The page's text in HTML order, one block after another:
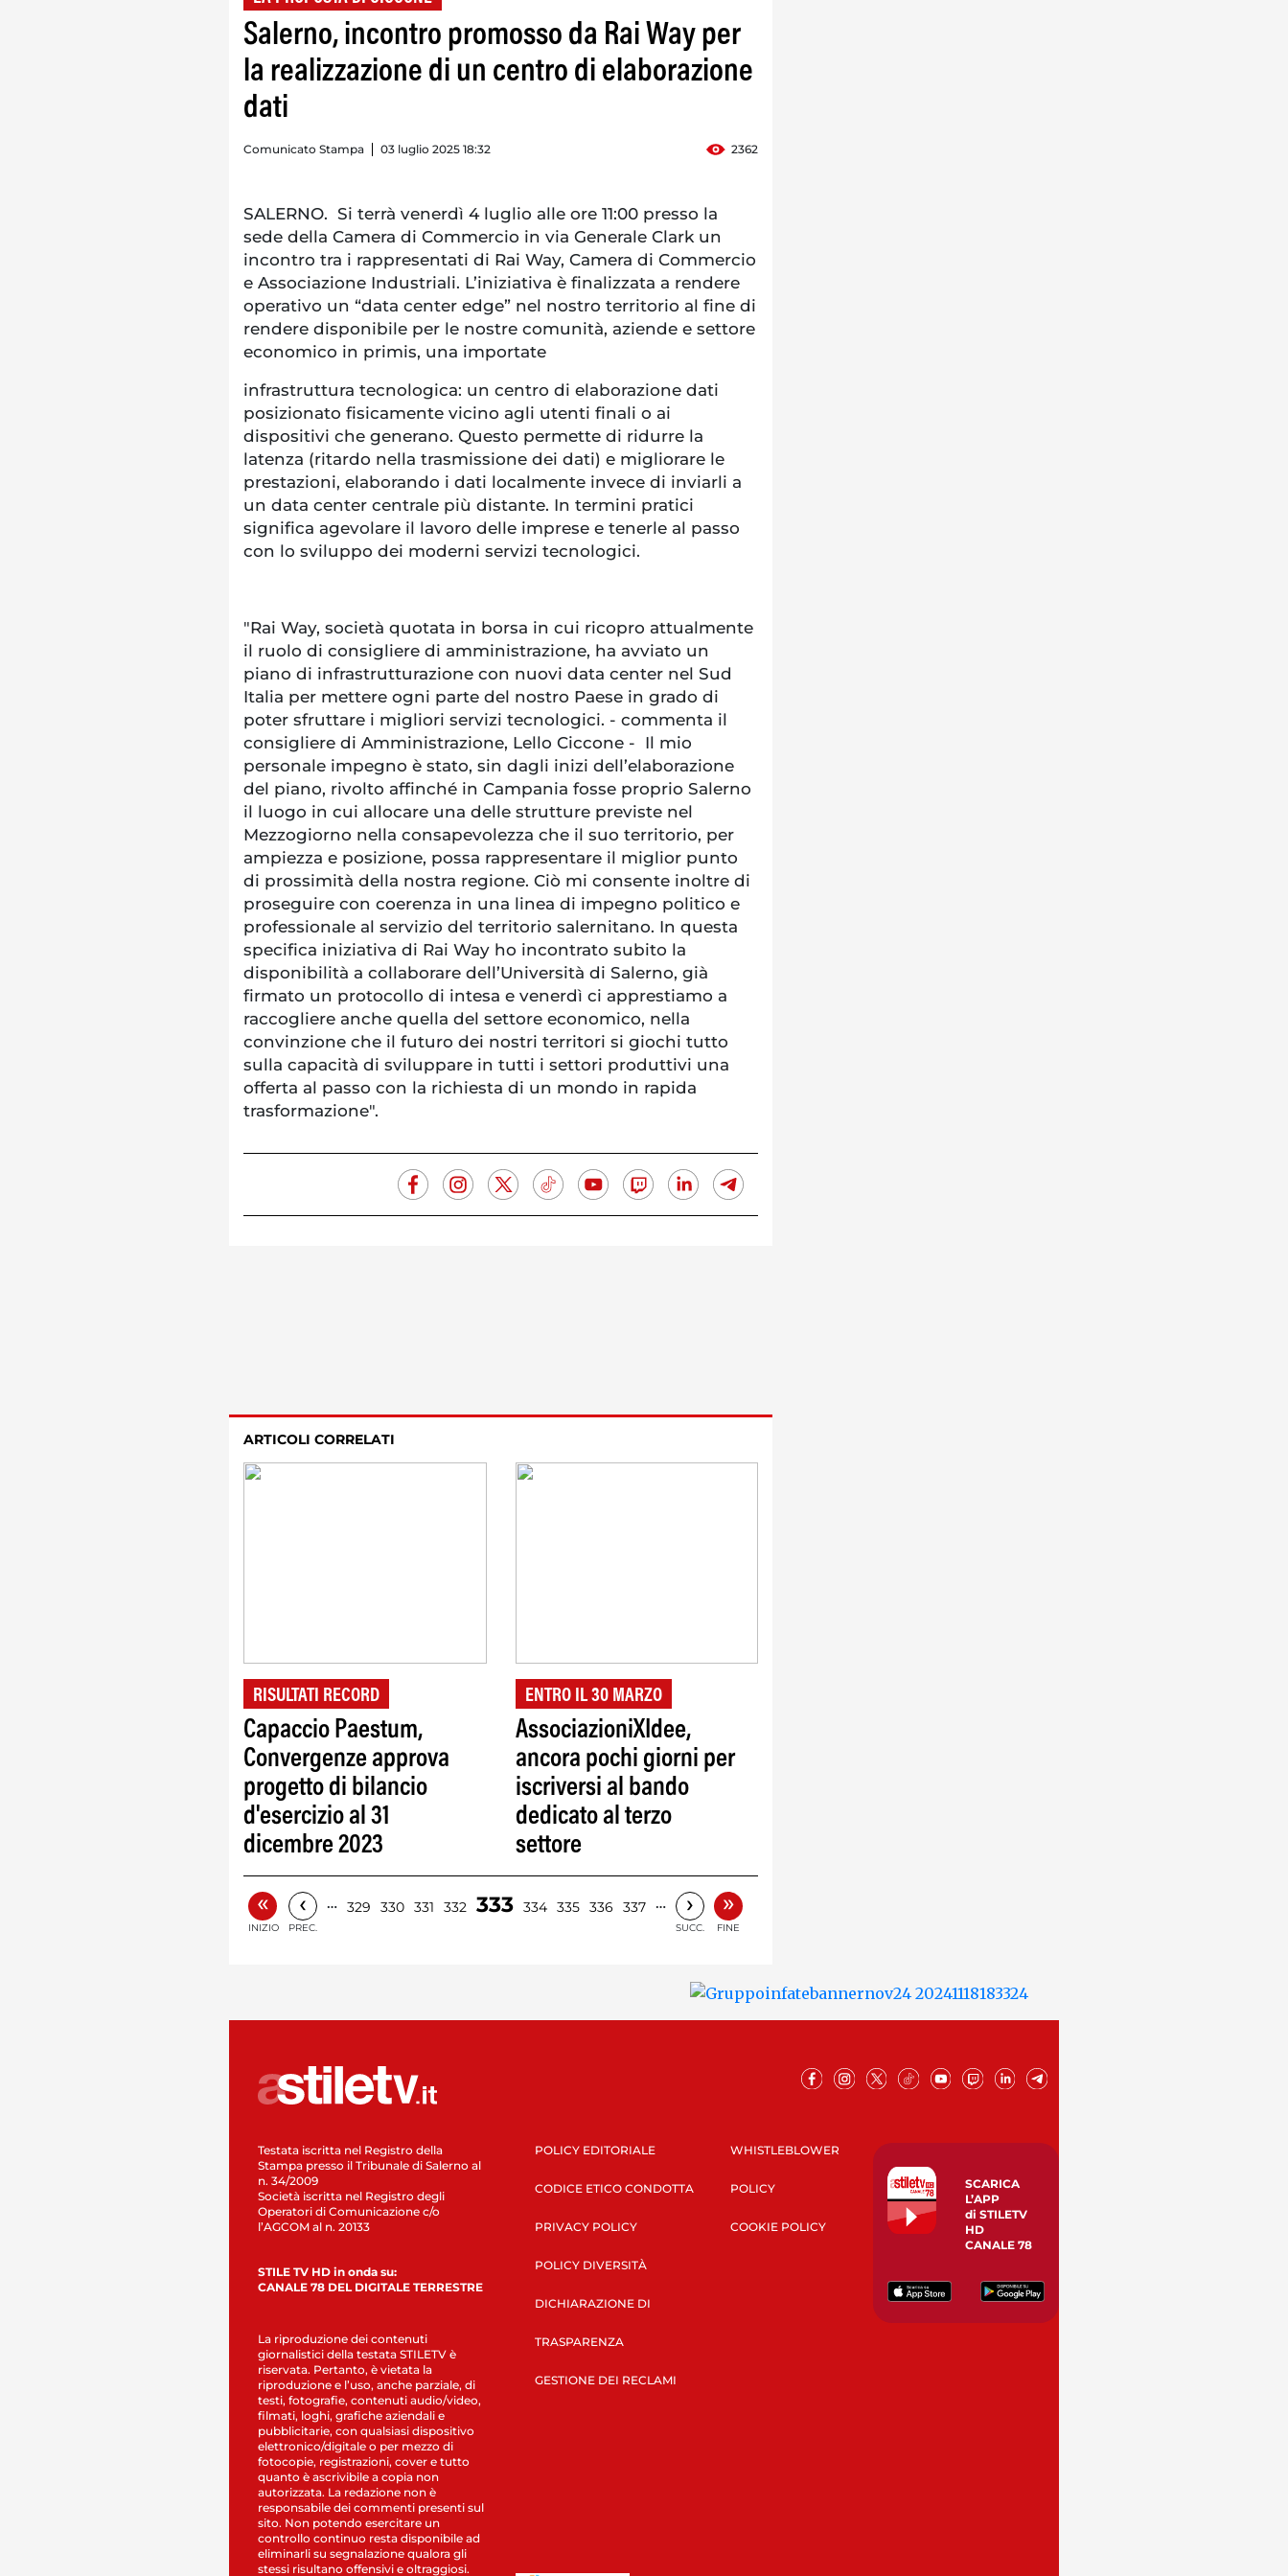
Salerno, incontro promosso da Rai Way per
la realizzazione di un centro di elaborazione
dati
Comunicato Stampa 03 luglio 2025 18:32 2362
SALERNO. Si terrà venerdì 4 luglio alle ore 11:00 presso la
sede della Camera di Commercio in via Generale Clark un
incontro tra i rappresentati di Rai Way, Camera di Commercio
e Associazione Industriali. L’iniziativa è finalizzata a rendere
operativo un “data center edge” nel nostro territorio al fine di
rendere disponibile per le nostre comunità, aziende e settore
economico in primis, una importate
infrastruttura tecnologica: un centro di elaborazione dati
posizionato fisicamente vicino agli utenti finali o ai
dispositivi che generano. Questo permette di ridurre la
latenza (ritardo nella trasmissione dei dati) e migliorare le
prestazioni, elaborando i dati localmente invece di inviarli a
un data center centrale più distante. In termini pratici
significa agevolare il lavoro delle imprese e tenerle al passo
con lo sviluppo dei moderni servizi tecnologici.
"Rai Way, società quotata in borsa in cui ricopro attualmente
il ruolo di consigliere di amministrazione, ha avviato un
piano di infrastrutturazione con nuovi data center nel Sud
Italia per mettere ogni parte del nostro Paese in grado di
poter sfruttare i migliori servizi tecnologici. - commenta il
consigliere di Amministrazione, Lello Ciccone - Il mio
personale impegno è stato, sin dagli inizi dell’elaborazione
del piano, rivolto affinché in Campania fosse proprio Salerno
il luogo in cui allocare una delle strutture previste nel
Mezzogiorno nella consapevolezza che il suo territorio, per
ampiezza e posizione, possa rappresentare il miglior punto
di prossimità della nostra regione. Ciò mi consente inoltre di
proseguire con coerenza in una linea di impegno politico e
professionale al servizio del territorio salernitano. In questa
specifica iniziativa di Rai Way ho incontrato subito la
disponibilità a collaborare dell’Università di Salerno, già
firmato un protocollo di intesa e venerdì ci apprestiamo a
raccogliere anche quella del settore economico, nella
convinzione che il futuro dei nostri territori si giochi tutto
sulla capacità di sviluppare in tutti i settori produttivi una
offerta al passo con la richiesta di un mondo in rapida
trasformazione".
ARTICOLI CORRELATI
RISULTATI RECORD
Capaccio Paestum,
Convergenze approva
progetto di bilancio
d'esercizio al 31
dicembre 2023
ENTRO IL 30 MARZO
AssociazioniXIdee,
ancora pochi giorni per
iscriversi al bando
dedicato al terzo
settore
«
INIZIO
‹
PREC.
… 329 330 331 332 333 334 335 336 337 … ›
SUCC.
»
FINE
Testata iscritta nel Registro della
Stampa presso il Tribunale di Salerno al
n. 34/2009
Società iscritta nel Registro degli
Operatori di Comunicazione c/o
l’AGCOM al n. 20133
STILE TV HD in onda su:
CANALE 78 DEL DIGITALE TERRESTRE
La riproduzione dei contenuti
giornalistici della testata STILETV è
riservata. Pertanto, è vietata la
riproduzione e l’uso, anche parziale, di
testi, fotografie, contenuti audio/video,
filmati, loghi, grafiche aziendali e
pubblicitarie, con qualsiasi dispositivo
elettronico/digitale o per mezzo di
fotocopie, registrazioni, cover e tutto
quanto è ascrivibile a copia non
autorizzata. La redazione non è
responsabile dei commenti presenti sul
sito. Non potendo esercitare un
controllo continuo resta disponibile ad
eliminarli su segnalazione qualora gli
stessi risultano offensivi e oltraggiosi.
POLICY EDITORIALE
CODICE ETICO CONDOTTA
PRIVACY POLICY
POLICY DIVERSITÀ
DICHIARAZIONE DI
TRASPARENZA
GESTIONE DEI RECLAMI
WHISTLEBLOWER
POLICY
COOKIE POLICY
SCARICA
L’APP
di STILETV
HD
CANALE 78